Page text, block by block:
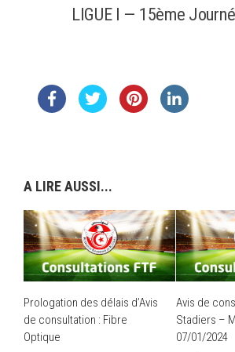
LIGUE I — 15ème
A LIRE AUSSI...
Prologation des délais d’Avis
de consultation : Fibre
Optique
Avis de
Stadiers –
07/01/2024